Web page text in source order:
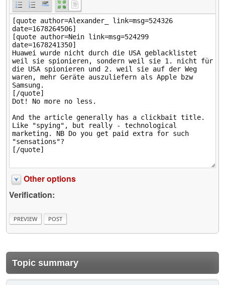
Other options
Verification:
Topic summary